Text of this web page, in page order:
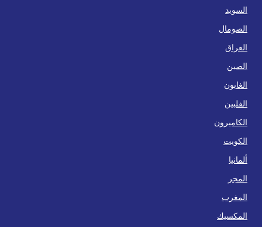
السويد
الصومال
العراق
الصين
الغابون
الفلبين
الكاميرون
الكويت
ألمانيا
المجر
المغرب
المكسيك